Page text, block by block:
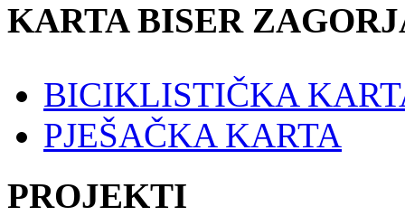
KARTA BISER
BICIKLISTIČKA
PJEŠAČKA KARTA
PROJEKTI